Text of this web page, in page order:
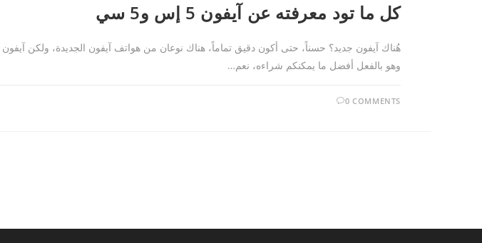
كل ما تود معرفته عن آيفون 5 إس و5 سي
وهو بالفعل أفضل ما يمكنكم شراءه، نعم…
0 COMMENTS